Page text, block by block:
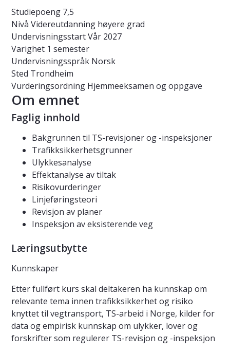
Studiepoeng 7,5
Nivå Videreutdanning høyere grad
UndervisningsstartVår 2027
Varighet 1 semester
Undervisningsspråk Norsk
Sted Trondheim
Vurderingsordning Hjemmeeksamen og oppgave
Om emnet
Faglig innhold
Bakgrunnen til TS-revisjoner og -inspeksjoner
Trafikksikkerhetsgrunner
Ulykkesanalyse
Effektanalyse av tiltak
Risikovurderinger
Linjeføringsteori
Revisjon av planer
Inspeksjon av eksisterende veg
Læringsutbytte
Kunnskaper
Etter fullført kurs skal deltakeren ha kunnskap om
relevante tema innen trafikksikkerhet og risiko
knyttet til vegtransport, TS-arbeid i Norge, kilder for
data og empirisk kunnskap om ulykker, lover og
forskrifter som regulerer TS-revisjon og -inspeksjon